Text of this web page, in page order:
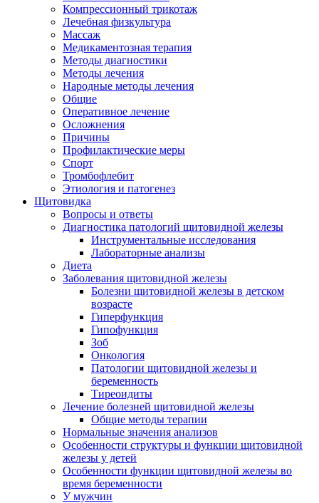
Компрессионный трикотаж
Лечебная физкультура
Массаж
Медикаментозная терапия
Методы диагностики
Методы лечения
Народные методы лечения
Общие
Оперативное лечение
Осложнения
Причины
Профилактические меры
Спорт
Тромбофлебит
Этиология и патогенез
Щитовидка
Вопросы и ответы
Диагностика патологий щитовидной железы
Инструментальные исследования
Лабораторные анализы
Диета
Заболевания щитовидной железы
Болезни щитовидной железы в детском
возрасте
Гиперфункция
Гипофункция
Зоб
Онкология
Патологии щитовидной железы и
беременность
Тиреоидиты
Лечение болезней щитовидной железы
Общие методы терапии
Нормальные значения анализов
Особенности структуры и функции щитовидной
железы у детей
Особенности функции щитовидной железы во
время беременности
У мужчин